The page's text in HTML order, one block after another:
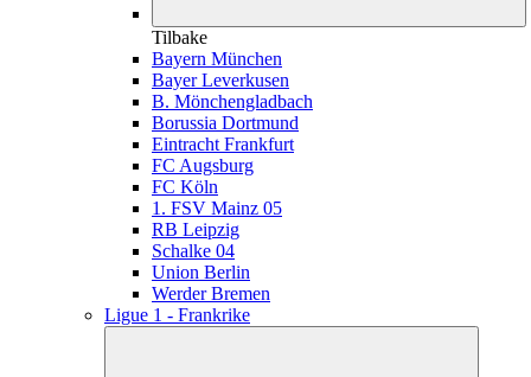
Tilbake
Bayern München
Bayer Leverkusen
B. Mönchengladbach
Borussia Dortmund
Eintracht Frankfurt
FC Augsburg
FC Köln
1. FSV Mainz 05
RB Leipzig
Schalke 04
Union Berlin
Werder Bremen
Ligue 1 - Frankrike